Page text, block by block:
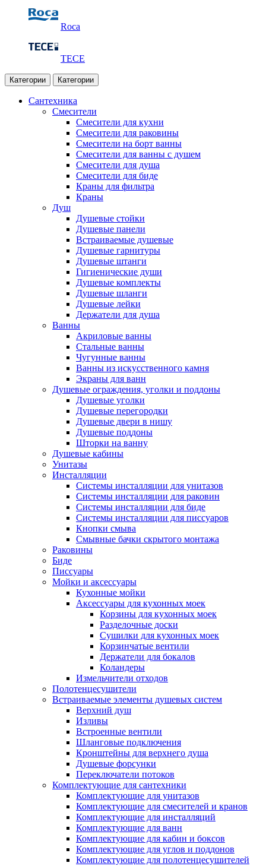
Roca
TECE
Категории Категории
Сантехника
Смесители
Смесители для кухни
Смесители для раковины
Смесители на борт ванны
Смесители для ванны с душем
Смесители для душа
Смесители для биде
Краны для фильтра
Краны
Душ
Душевые стойки
Душевые панели
Встраиваемые душевые
Душевые гарнитуры
Душевые штанги
Гигиенические души
Душевые комплекты
Душевые шланги
Душевые лейки
Держатели для душа
Ванны
Акриловые ванны
Стальные ванны
Чугунные ванны
Ванны из искусственного камня
Экраны для ванн
Душевые ограждения, уголки и поддоны
Душевые уголки
Душевые перегородки
Душевые двери в нишу
Душевые поддоны
Шторки на ванну
Душевые кабины
Унитазы
Инсталляции
Системы инсталляции для унитазов
Системы инсталляции для раковин
Системы инсталляции для биде
Системы инсталляции для писсуаров
Кнопки смыва
Смывные бачки скрытого монтажа
Раковины
Биде
Писсуары
Мойки и аксессуары
Кухонные мойки
Аксессуары для кухонных моек
Корзины для кухонных моек
Разделочные доски
Сушилки для кухонных моек
Корзинчатые вентили
Держатели для бокалов
Коландеры
Измельчители отходов
Полотенцесушители
Встраиваемые элементы душевых систем
Верхний душ
Изливы
Встроенные вентили
Шланговые подключения
Кронштейны для верхнего душа
Душевые форсунки
Переключатели потоков
Комплектующие для сантехники
Комплектующие для унитазов
Комплектующие для смесителей и кранов
Комплектующие для инсталляций
Комплектующие для ванн
Комплектующие для кабин и боксов
Комплектующие для углов и поддонов
Комплектующие для полотенцесушителей